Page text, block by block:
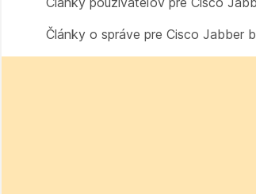
Články o správe pre Cisco Jabber